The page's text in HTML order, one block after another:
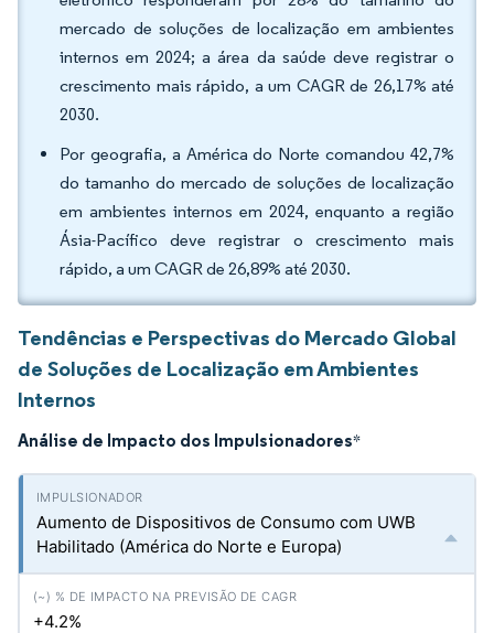
mercado de soluções de localização em ambientes
internos em 2024; a área da saúde deve registrar o
crescimento mais rápido, a um CAGR de 26,17% até
2030.
Por geografia, a América do Norte comandou 42,7%
do tamanho do mercado de soluções de localização
em ambientes internos em 2024, enquanto a região
Ásia-Pacífico deve registrar o crescimento mais
rápido, a um CAGR de 26,89% até 2030.
Tendências e Perspectivas do Mercado Global
de Soluções de Localização em Ambientes
Internos
Análise de Impacto dos Impulsionadores*
Aumento de Dispositivos de Consumo com UWB
Habilitado (América do Norte e Europa)
+4.2%